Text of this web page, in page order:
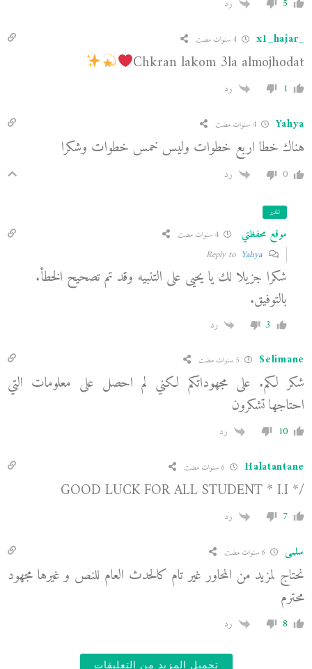
5 رد
_x1_hajar 4 سنوات مضت
Chkran lakom 3la almojhodat
1 رد
Yahya 4 سنوات مضت
هناك خطا اربع خطوات وليس خمس خطوات وشكرا
0 رد
المدير
موقع محفظتي
Reply to
Yahya
شكرا جزيلا لك يا يحيى على التنبيه وقد تم تصحيح الخطأ.
بالتوفيق.
3 رد
Selimane
شكر لكم. على مجهوداتكم لكني لم احصل على معلومات التي
احتاجها تشكرون
10 رد
Halatantane
/* GOOD LUCK FOR ALL STUDENT * I.I
7 رد
سلمى
نحتاج لمزيد من المحاور غير تام كالحدث العام للنص و غيرها مجهود
محترم
8 رد
تحميل المزيد من التعليقات